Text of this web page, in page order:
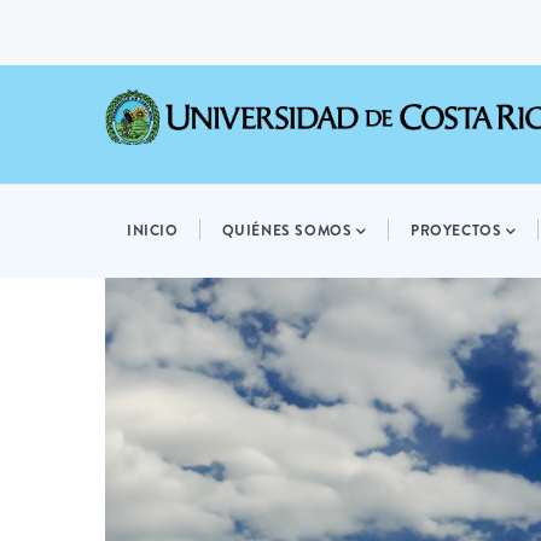
NAVIGATION
INICIO QUIÉNES SOMOS PROYECTOS